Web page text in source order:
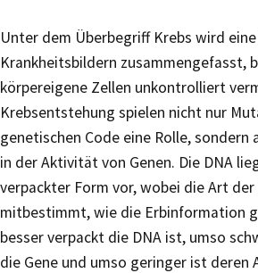
Unter dem Überbegriff Krebs wird eine
Krankheitsbildern zusammengefasst,
körpereigene Zellen unkontrolliert
Krebsentstehung spielen nicht nur
genetischen Code eine Rolle, sondern
in der Aktivität von Genen. Die DNA
verpackter Form vor, wobei die Art der
mitbestimmt, wie die Erbinformation
besser verpackt die DNA ist, umso
die Gene und umso geringer ist deren